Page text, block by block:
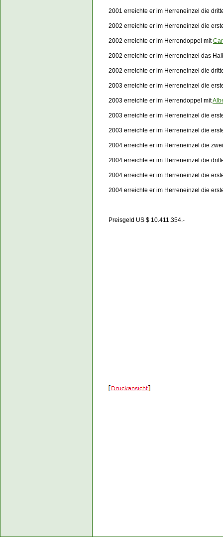
2001 erreichte er im Herreneinzel die
2002 erreichte er im Herreneinzel die
2002 erreichte er im Herrendoppel mit
2002 erreichte er im Herreneinzel das
2002 erreichte er im Herreneinzel die
2003 erreichte er im Herreneinzel die
2003 erreichte er im Herrendoppel mit
2003 erreichte er im Herreneinzel die
2003 erreichte er im Herreneinzel die
2004 erreichte er im Herreneinzel die
2004 erreichte er im Herreneinzel die
2004 erreichte er im Herreneinzel die
2004 erreichte er im Herreneinzel die
Preisgeld US $ 10.411.354.-